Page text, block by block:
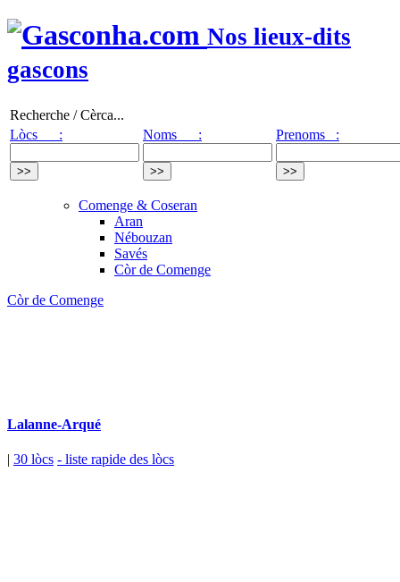
Nos lieux-dits
gascons
Recherche / Cèrca...
Lòcs :
Noms : Prenoms :
Comenge & Coseran
Aran
Nébouzan
Savés
Còr de Comenge
Còr de Comenge
Lalanne-Arqué
| 30 lòcs - liste rapide des lòcs